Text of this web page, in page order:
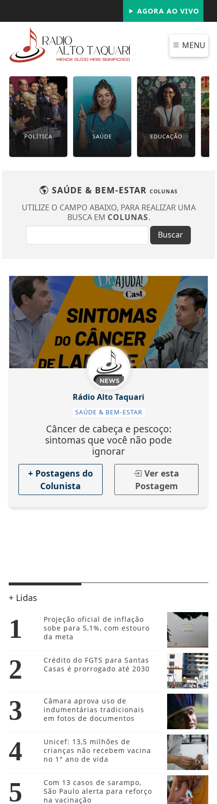
AGORA AO VIVO
MENU
POLÍTICA SAÚDE EDUCAÇÃO
SAÚDE & BEM-ESTAR COLUNAS
UTILIZE O CAMPO ABAIXO, PARA REALIZAR UMA
BUSCA EM COLUNAS.
Buscar
Rádio Alto Taquari
SAÚDE & BEM-ESTAR
Câncer de cabeça e pescoço:
sintomas que você não pode
ignorar
+ Postagens do
Colunista
Ver esta
Postagem
+ Lidas
1
Projeção oficial de inflação
sobe para 5,1%, com estouro
da meta
2
Crédito do FGTS para Santas
Casas é prorrogado até 2030
3
Câmara aprova uso de
indumentárias tradicionais
em fotos de documentos
4
Unicef: 13,5 milhões de
crianças não recebem vacina
no 1° ano de vida
5
Com 13 casos de sarampo,
São Paulo alerta para reforço
na vacinação